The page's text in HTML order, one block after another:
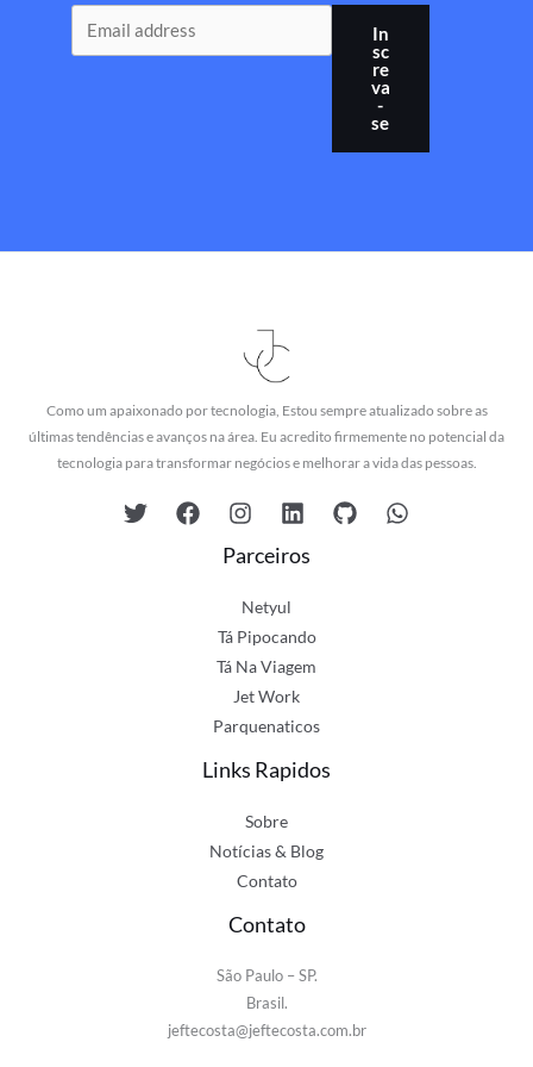
In
sc
re
va
-
se
Como um apaixonado por tecnologia, Estou sempre atualizado sobre as
últimas tendências e avanços na área. Eu acredito firmemente no potencial da
tecnologia para transformar negócios e melhorar a vida das pessoas.
Parceiros
Netyul
Tá Pipocando
Tá Na Viagem
Jet Work
Parquenaticos
Links Rapidos
Sobre
Notícias & Blog
Contato
Contato
São Paulo – SP.
Brasil.
jeftecosta@jeftecosta.com.br